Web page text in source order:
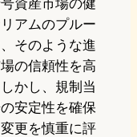
アムのプルー
そのような進
の信頼性を高
かし、規制当
安定性を確保
更を慎重に評